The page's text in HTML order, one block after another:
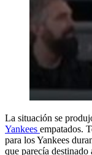
La situación se
Yankees empatados.
para los Yankees
que parecía